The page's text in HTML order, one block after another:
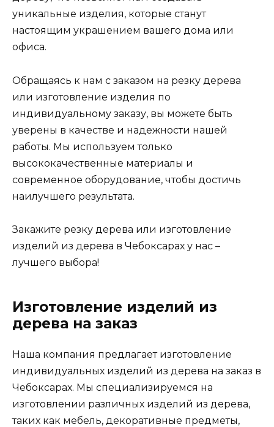
уникальные изделия, которые станут
настоящим украшением вашего дома или
офиса.
Обращаясь к нам с заказом на резку дерева
или изготовление изделия по
индивидуальному заказу, вы можете быть
уверены в качестве и надежности нашей
работы. Мы используем только
высококачественные материалы и
современное оборудование, чтобы достичь
наилучшего результата.
Закажите резку дерева или изготовление
изделий из дерева в Чебоксарах у нас –
лучшего выбора!
Изготовление изделий из
дерева на заказ
Наша компания предлагает изготовление
индивидуальных изделий из дерева на заказ в
Чебоксарах. Мы специализируемся на
изготовлении различных изделий из дерева,
таких как мебель, декоративные предметы,